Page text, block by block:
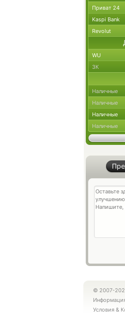
Приват 24
Kaspi Bank
Revolut
WU
ЗК
Наличные
Наличные
Наличные
Наличные
© 2007-
Условия &